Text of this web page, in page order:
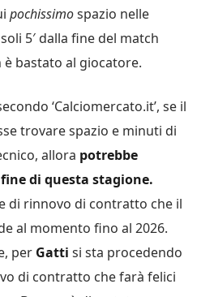
pochissimospazio nelle
5′ dalla fine del match
bastato al giocatore.
‘Calciomercato.it’, se il
trovare spazio e minuti di
allora potrebbe
di questa stagione.
di rinnovo di contratto che il
al momento fino al 2026.
per Gatti si sta procedendo
di contratto che farà felici